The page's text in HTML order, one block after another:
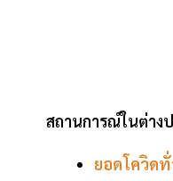
สถานการณ์ในต่าง
ยอดโควิดทั่